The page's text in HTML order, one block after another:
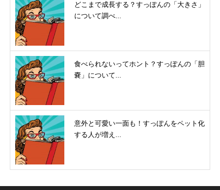
どこまで成長する？すっぽんの「大きさ」
について調べ...
食べられないってホント？すっぽんの「胆
嚢」について...
意外と可愛い一面も！すっぽんをペット化
する人が増え...